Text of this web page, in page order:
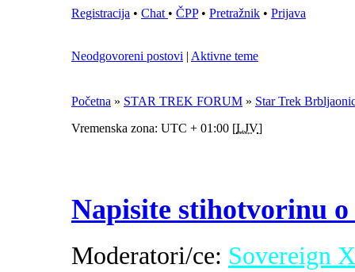
Registracija • Chat • ČPP• Pretražnik • Prijava
Neodgovoreni postovi | Aktivne teme
Početna » STAR TREK FORUM » Star Trek
Vremenska zona: UTC + 01:00 [LJV]
Napisite stihotvorinu o
Moderatori/ce: Sovereign X